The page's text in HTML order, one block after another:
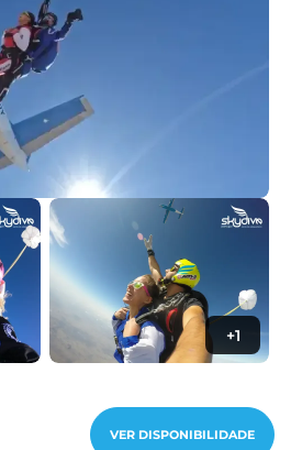
+1
VER DISPONIBILIDADE